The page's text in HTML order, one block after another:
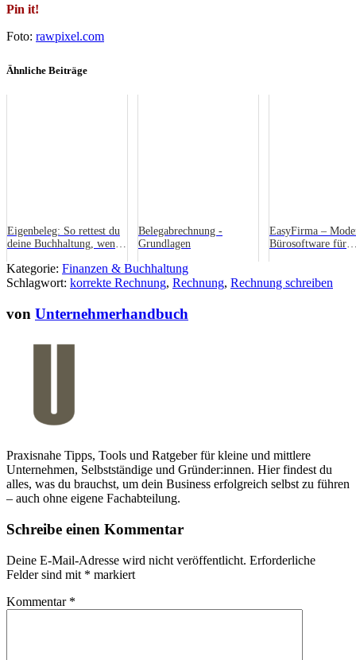
Pin it!
Foto: rawpixel.com
Ähnliche Beiträge
Eigenbeleg: So rettest du
deine Buchhaltung, wenn
Belegabrechnung -
Grundlagen
EasyFirma –
Bürosoftware für
Kategorie: Finanzen & Buchhaltung
Schlagwort: korrekte Rechnung, Rechnung, Rechnung schreiben
von Unternehmerhandbuch
Praxisnahe Tipps, Tools und Ratgeber für kleine und mittlere
Unternehmen, Selbstständige und Gründer:innen. Hier findest du
alles, was du brauchst, um dein Business erfolgreich selbst zu führen
– auch ohne eigene Fachabteilung.
Schreibe einen Kommentar
Deine E-Mail-Adresse wird nicht veröffentlicht. Erforderliche
Felder sind mit * markiert
Kommentar *